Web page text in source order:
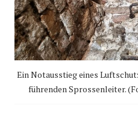
Ein Notausstieg eines
führenden Sprossenleiter.